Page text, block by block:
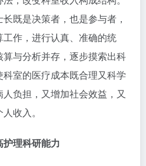
既是决策者，也是参与者，
作，进行认真、准确的统
与分析并存，逐步摸索出科
室的医疗成本既合理又科学
负担，又增加社会效益，又
收入。
理科研能力